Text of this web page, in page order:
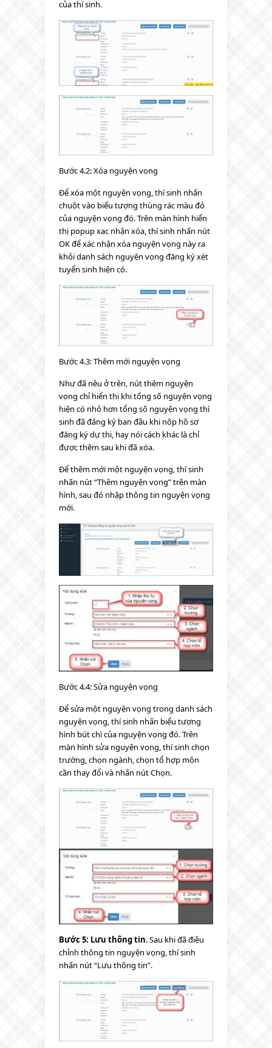
của thí sinh.
Bước 4.2: Xóa nguyện vọng
Để xóa một nguyện vọng, thí sinh nhấn
chuột vào biểu tượng thùng rác màu đỏ
của nguyện vọng đó. Trên màn hình hiển
thị popup xac nhận xóa, thí sinh nhấn nút
OK để xác nhận xóa nguyện vọng này ra
khỏi danh sách nguyện vọng đăng ký xét
tuyển sinh hiện có.
Bước 4.3: Thêm mới nguyện vọng
Như đã nêu ở trên, nút thêm nguyện
vọng chỉ hiển thị khi tổng số nguyện vọng
hiện có nhỏ hơn tổng số nguyện vọng thí
sinh đã đăng ký ban đầu khi nộp hồ sơ
đăng ký dự thi, hay nói cách khác là chỉ
được thêm sau khi đã xóa.
Để thêm mới một nguyện vọng, thí sinh
nhấn nút “Thêm nguyện vọng” trên màn
hình, sau đó nhập thông tin nguyện vọng
mới.
Bước 4.4: Sửa nguyện vọng
Để sửa một nguyện vọng trong danh sách
nguyện vọng, thí sinh nhấn biểu tượng
hình bút chì của nguyện vọng đó. Trên
màn hình sửa nguyện vọng, thí sinh chọn
trường, chọn ngành, chọn tổ hợp môn
cần thay đổi và nhấn nút Chọn.
Bước 5: Lưu thông tin. Sau khi đã điều
chỉnh thông tin nguyện vọng, thí sinh
nhấn nút “Lưu thông tin”.